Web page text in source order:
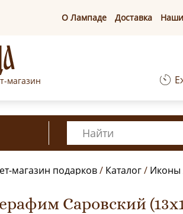
О Лампаде Доставка
магазин
магазин подарков/ Каталог/ Иконы
Саровский